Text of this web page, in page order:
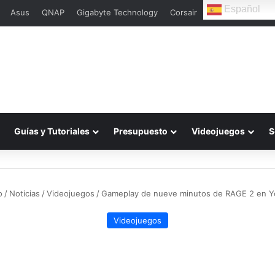
Asus QNAP Gigabyte Technology Corsair Español
Guías y Tutoriales Presupuesto Videojuegos
/ Noticias /Videojuegos /Gameplay de nueve minutos de RAGE 2 en
Videojuegos